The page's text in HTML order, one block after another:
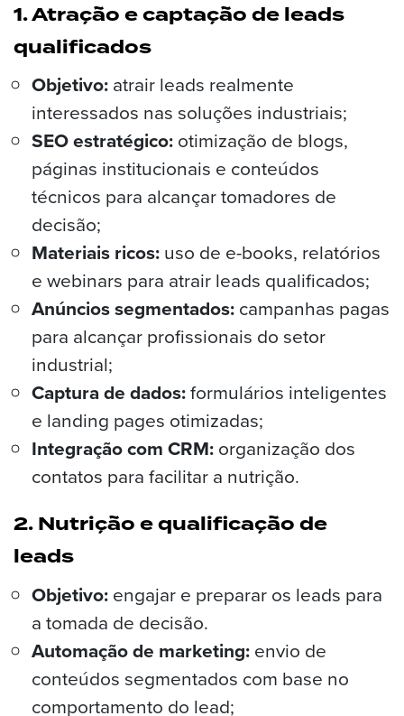
1. Atração e captação de leads
qualificados
Objetivo:atrair leads realmente
interessados nas soluções industriais;
SEO estratégico:otimização de blogs,
páginas institucionais e conteúdos
técnicos para alcançar tomadores de
decisão;
Materiais ricos:uso de e-books, relatórios
e webinars para atrair leads qualificados;
Anúncios segmentados:campanhas pagas
para alcançar profissionais do setor
industrial;
Captura de dados:formulários inteligentes
e landing pages otimizadas;
Integração com CRM:organização dos
contatos para facilitar a nutrição.
2. Nutrição e qualificação de
leads
Objetivo:engajar e preparar os leads para
a tomada de decisão.
Automação de marketing:envio de
conteúdos segmentados com base no
comportamento do lead;